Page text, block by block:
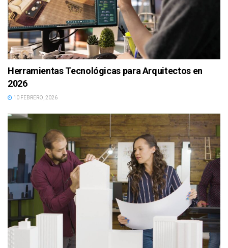
Herramientas Tecnológicas para Arquitectos en
2026
10 FEBRERO, 2026